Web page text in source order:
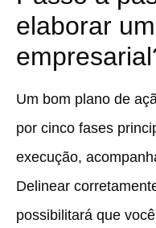
elaborar
Um bom plano de
por cinco fases
execução,
Delinear
possibilitará que